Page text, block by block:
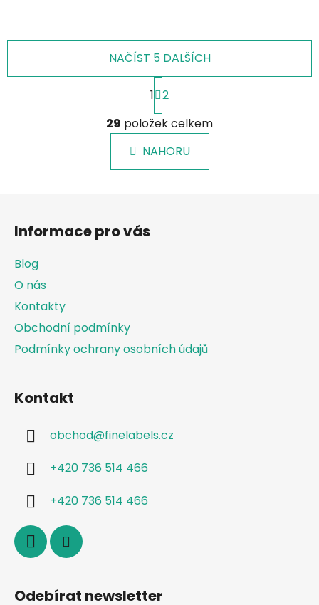
O
v
l
á
d
p
NAČÍST 5 DALŠÍCH
S
t
r
á
n
k
1 2
29 položek celkem
NAHORU
Informace pro vás
Blog
O nás
Kontakty
Obchodní podmínky
Podmínky ochrany osobních údajů
Kontakt
obchod@finelabels.cz
+420 736 514 466
+420 736 514 466
Odebírat newsletter